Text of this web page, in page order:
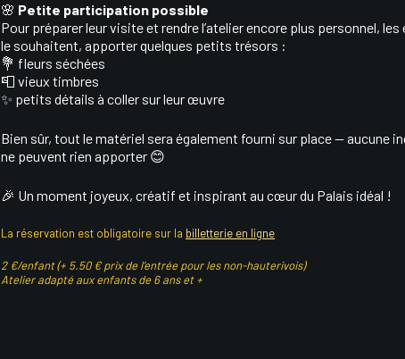
🌸 Petite participation possible
Pour préparer leur visite et rendre l’atelier encore plus personnel, les
le souhaitent, apporter quelques petits trésors :
💐 fleurs séchées
📮 vieux timbres
✨ petits détails à coller sur leur œuvre
Bien sûr, tout le matériel sera également fourni sur place — aucune
ne peuvent rien apporter 😊
🎉 Un moment joyeux, créatif et inspirant au cœur du Palais idéal !
La réservation est obligatoire sur la billetterie en ligne
2 €/enfant (+ 5.50 € prix de l’entrée pour les non-hauterivois)
Atelier adapté aux enfants de 6 ans et +